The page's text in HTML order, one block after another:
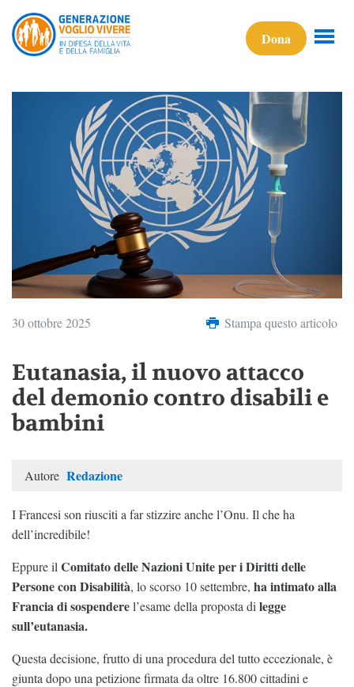
Dona
30 ottobre 2025 Stampa questo articolo
Eutanasia, il nuovo attacco
del demonio contro disabili e
bambini
Autore Redazione
I Francesi son riusciti a far stizzire anche l’Onu. Il che ha
dell’incredibile!
Eppure il Comitato delle Nazioni Unite per i Diritti delle
Persone con Disabilità, lo scorso 10 settembre, ha intimato alla
Francia di sospenderel’esame della proposta di legge
sull’eutanasia.
Questa decisione, frutto di una procedura del tutto eccezionale, è
giunta dopo una petizione firmata da oltre 16.800 cittadini e